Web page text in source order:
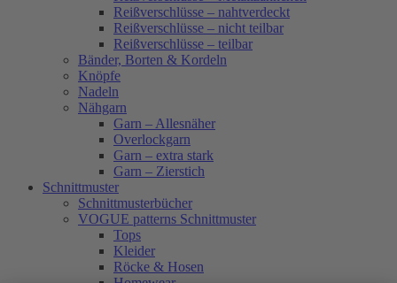
Reißverschlüsse – nahtverdeckt
Reißverschlüsse – nicht teilbar
Reißverschlüsse – teilbar
Bänder, Borten & Kordeln
Knöpfe
Nadeln
Nähgarn
Garn – Allesnäher
Overlockgarn
Garn – extra stark
Garn – Zierstich
Schnittmuster
Schnittmusterbücher
VOGUE patterns Schnittmuster
Tops
Kleider
Röcke & Hosen